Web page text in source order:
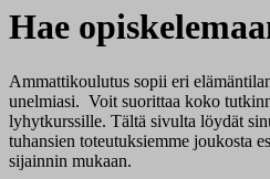
Hae
Ammattikoulutus sopii eri
unelmiasi. Voit suorittaa koko
lyhytkurssille. Tältä sivulta löydät
tuhansien toteutuksiemme joukosta
sijainnin mukaan.